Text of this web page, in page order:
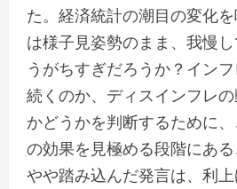
た。経済統計の潮目の変化
は様子見姿勢のまま、我慢
うがちすぎだろうか？イン
続くのか、ディスインフレ
かどうかを判断するために
の効果を見極める段階にある
やや踏み込んだ発言は、利